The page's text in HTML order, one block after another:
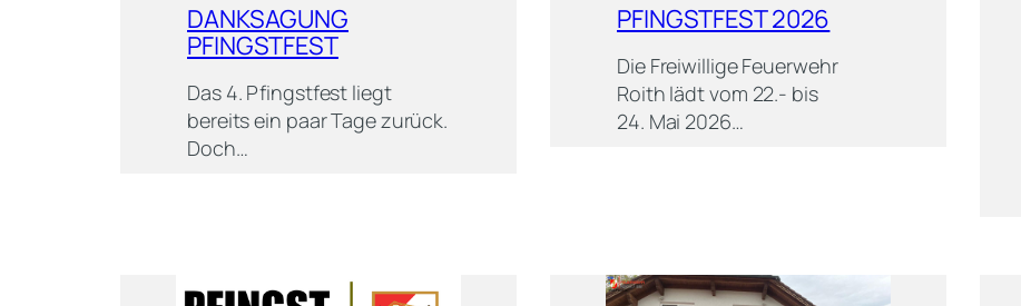
DANKSAGUNG
PFINGSTFEST
Das 4. Pfingstfest liegt
bereits ein paar Tage zurück.
Doch…
PFINGSTFEST 2026
Die Freiwillige Feuerwehr
Roith lädt vom 22.- bis
24. Mai 2026…